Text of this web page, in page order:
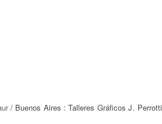
/ Buenos Aires : Talleres Gráficos J. Perrotti